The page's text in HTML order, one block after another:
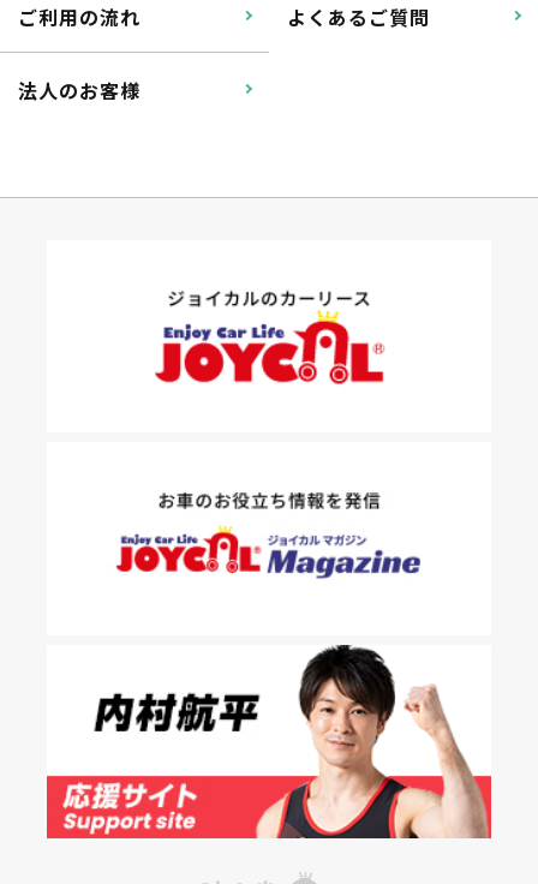
ご利用の流れ よくあるご質問
法人のお客様